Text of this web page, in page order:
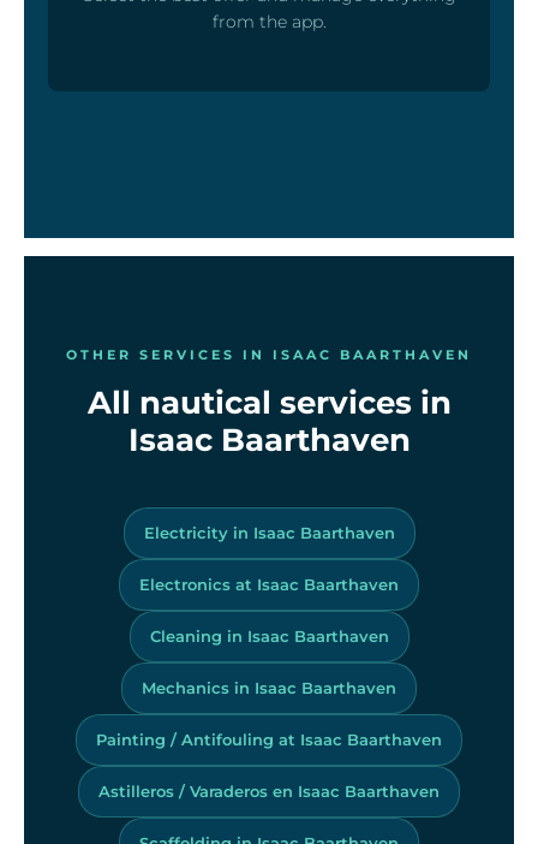
from the app.
OTHER SERVICES IN ISAAC BAARTHAVEN
All nautical services in
Isaac Baarthaven
Electricity in Isaac Baarthaven
Electronics at Isaac Baarthaven
Cleaning in Isaac Baarthaven
Mechanics in Isaac Baarthaven
Painting / Antifouling at Isaac Baarthaven
Astilleros / Varaderos en Isaac Baarthaven